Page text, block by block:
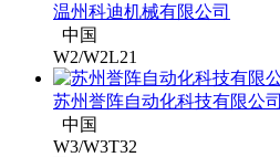
温州科迪机械有限公司
中国
W2/W2L21
苏州誉阵自动化科技有限公司
中国
W3/W3T32